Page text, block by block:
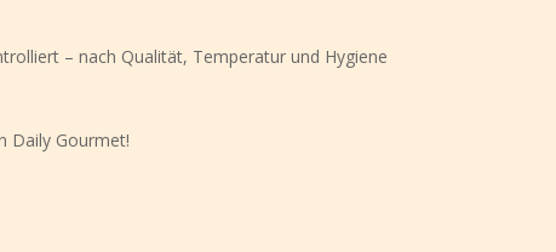
– nach Qualität, Temperatur und Hygiene
Daily Gourmet!